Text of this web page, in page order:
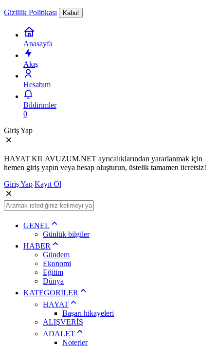
Gizlilik Politikası Kabul
Anasayfa
Akış
Hesabım
Bildirimler
0
Giriş Yap
HAYAT KILAVUZUM.NET ayrıcalıklarından yararlanmak için
hemen giriş yapın veya hesap oluşturun, üstelik tamamen ücretsiz!
Giriş Yap Kayıt Ol
GENEL
Günlük bilgiler
HABER
Gündem
Ekonomi
Eğitim
Dünya
KATEGORİLER
HAYAT
Başarı hikayeleri
ALIŞVERİŞ
ADALET
Noterler